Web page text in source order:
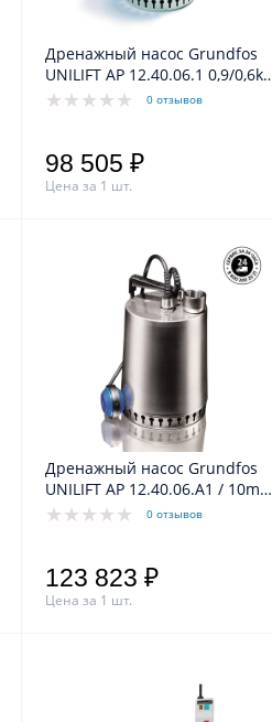
Дренажный насос Grundfos
UNILIFT AP 12.40.06.1 0,9/
4,4A 1x230V 50Hz0 отзывов
98 505 ₽
Цена за 1 шт.
Дренажный насос Grundfos
UNILIFT AP 12.40.06.A1 / 10m
0,9/0,6kW 4,4A ~1x230V 50Hz
0 отзывов
123 823 ₽
Цена за 1 шт.